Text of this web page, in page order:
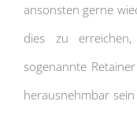
ansonsten gerne
dies zu
sogenannte
herausnehmbar